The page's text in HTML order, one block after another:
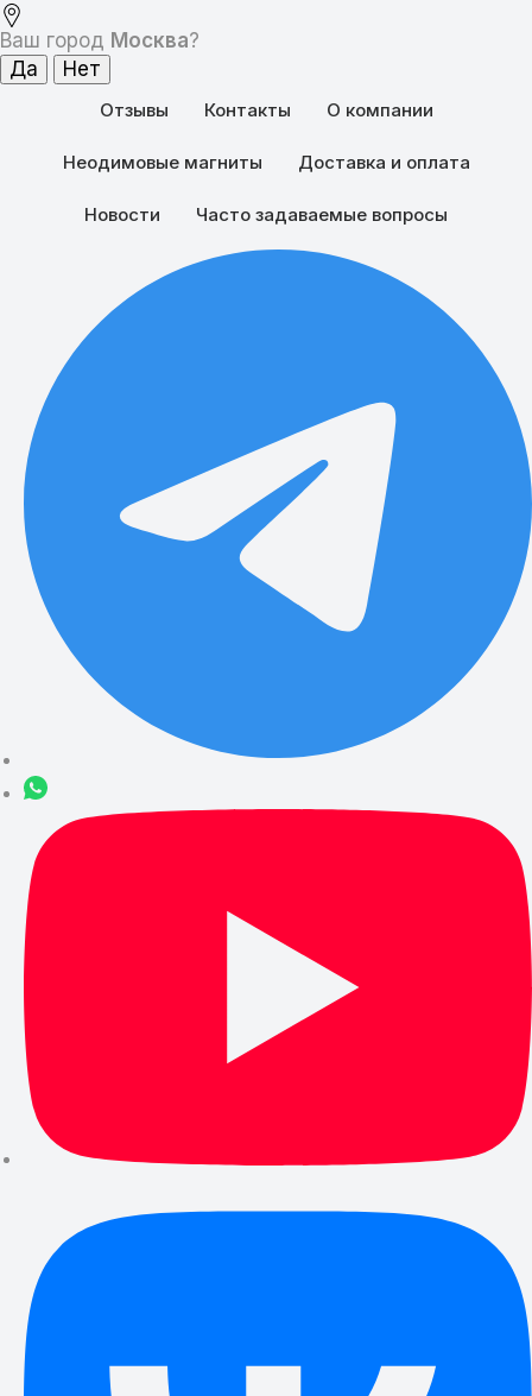
Ваш город Москва?
Отзывы Контакты О компании
Неодимовые магниты Доставка и оплата
Новости Часто задаваемые вопросы